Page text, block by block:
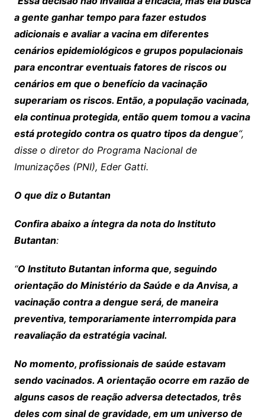
a gente ganhar tempo para fazer estudos
adicionais e avaliar a vacina em diferentes
cenários epidemiológicos e grupos populacionais
para encontrar eventuais fatores de riscos ou
cenários em que o benefício da vacinação
superariam os riscos. Então, a população vacinada,
ela continua protegida, então quem tomou a vacina
está protegido contra os quatro tipos da dengue“,
disse o diretor do Programa Nacional de
Imunizações (PNI), Eder Gatti.
O que diz o Butantan
Confira abaixo a íntegra da nota do Instituto
Butantan:
“O Instituto Butantan informa que, seguindo
orientação do Ministério da Saúde e da Anvisa, a
vacinação contra a dengue será, de maneira
preventiva, temporariamente interrompida para
reavaliação da estratégia vacinal.
No momento, profissionais de saúde estavam
sendo vacinados. A orientação ocorre em razão de
alguns casos de reação adversa detectados, três
deles com sinal de gravidade, em um universo de